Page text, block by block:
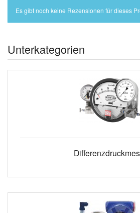
Es gibt noch keine Rezensionen für dieses
Unterkategorien